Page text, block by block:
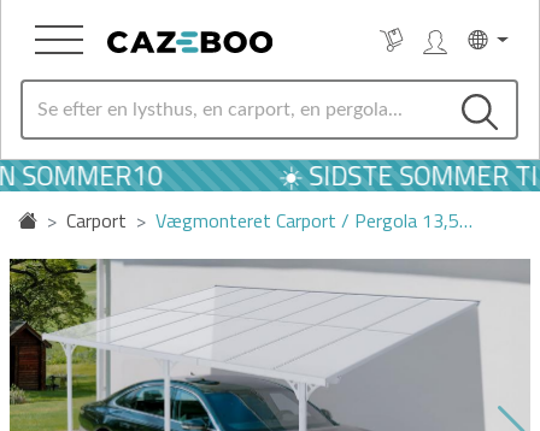
☀️ SIDSTE SOMMER
Carport Vægmonteret Carport / Pergola 13,5…